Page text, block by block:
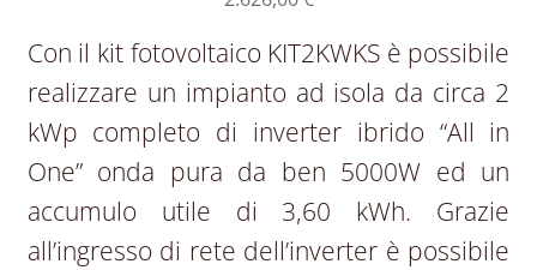
Con il kit fotovoltaico KIT2KWKS è possibile
realizzare un impianto ad isola da circa 2
kWp completo di inverter ibrido “All in
One” onda pura da ben 5000W ed un
accumulo utile di 3,60 kWh. Grazie
all’ingresso di rete dell’inverter è possibile